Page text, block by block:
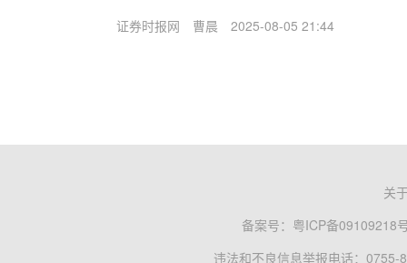
证券时报网 曹晨 2025-08-05 21:44
关
备案号： 粤ICP备09109218
违法和不良信息举报电话：0755-